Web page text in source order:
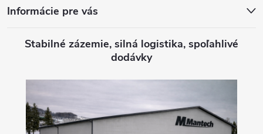
Informácie pre vás
Stabilné zázemie, silná logistika, spoľahlivé
dodávky